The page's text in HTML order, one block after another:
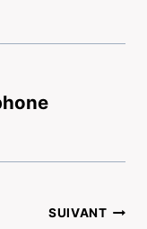
SUIVANT